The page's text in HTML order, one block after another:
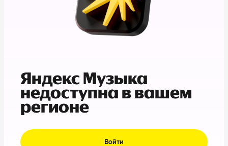
Яндекс Музыка
недоступна в вашем
регионе
Войти